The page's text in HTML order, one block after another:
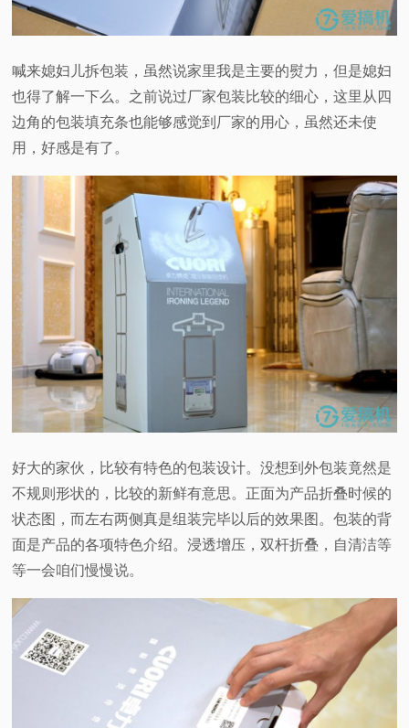
喊来媳妇儿拆包装，虽然说家里我是主要的熨力，但是媳妇
也得了解一下么。之前说过厂家包装比较的细心，这里从四
边角的包装填充条也能够感觉到厂家的用心，虽然还未使
用，好感是有了。
好大的家伙，比较有特色的包装设计。没想到外包装竟然是
不规则形状的，比较的新鲜有意思。正面为产品折叠时候的
状态图，而左右两侧真是组装完毕以后的效果图。包装的背
面是产品的各项特色介绍。浸透增压，双杆折叠，自清洁等
等一会咱们慢慢说。